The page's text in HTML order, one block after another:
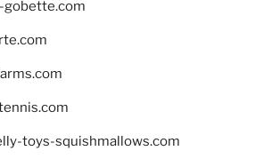
gobette.com
toys-squishmallows.com